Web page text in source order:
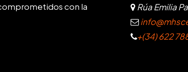
con la
Rúa Emilia
+(34) 622